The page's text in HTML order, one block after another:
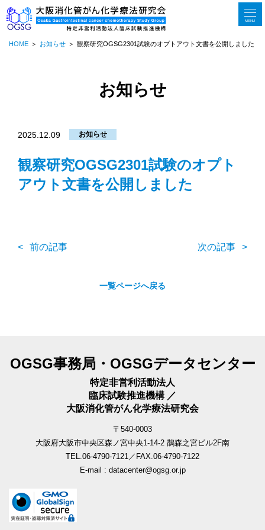
MENU
HOME お知らせ 観察研究OGSG2301試験のオプトアウト文書を公開しました
お知らせ
2025.12.09 お知らせ
観察研究OGSG2301試験のオプト
アウト文書を公開しました
前の記事 次の記事
一覧ページへ戻る
OGSG事務局・OGSGデータセンター
特定非営利活動法人
臨床試験推進機構 ／
大阪消化管がん化学療法研究会
〒540-0003
大阪府大阪市中央区森ノ宮中央1-14-2 鵲森之宮ビル2F南
TEL.06-4790-7121／FAX.06-4790-7122
E-mail : datacenter@ogsg.or.jp